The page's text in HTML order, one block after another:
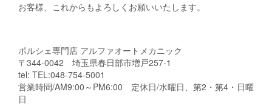
お客様、これからもよろしくお願いいたします。
ポルシェ専門店 アルファオートメカニック
〒344-0042 埼玉県春日部市増戸257-1
tel: TEL:048-754-5001
営業時間/AM9:00～PM6:00 定休日/水曜日、第2・第4・日曜
日